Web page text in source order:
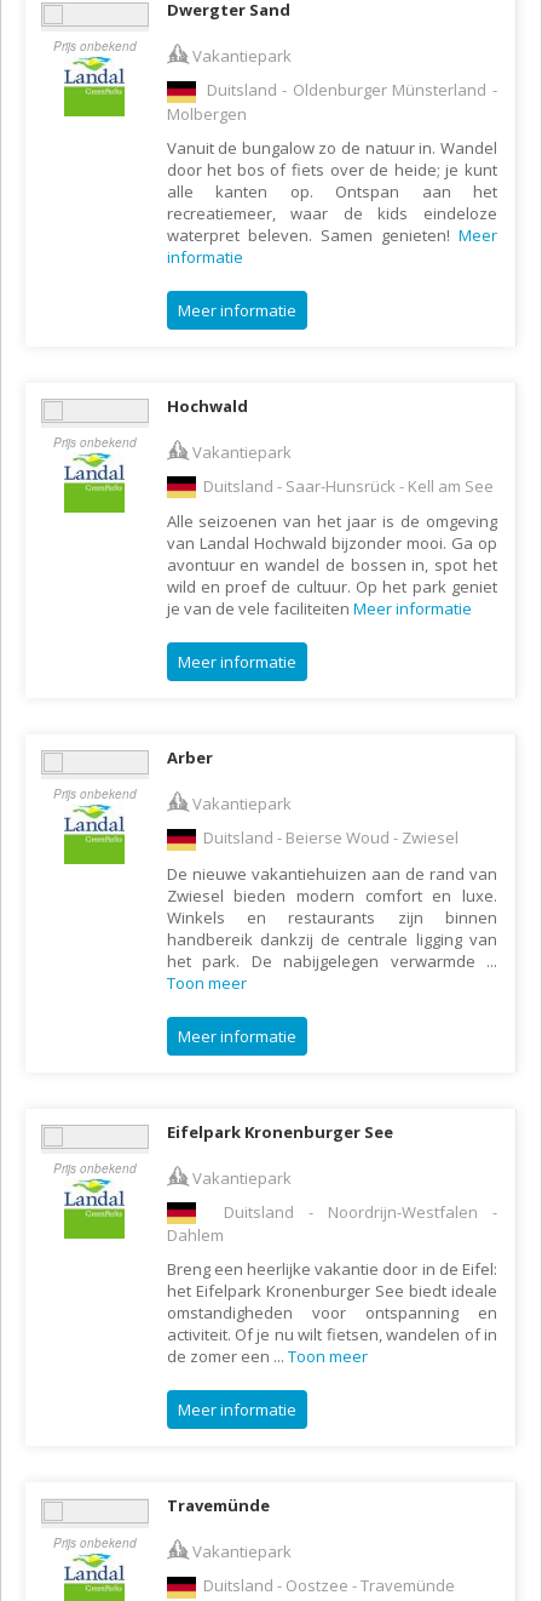
Prijs onbekend
Dwergter Sand
Vakantiepark
Duitsland - Oldenburger Münsterland -
Molbergen
Vanuit de bungalow zo de natuur in. Wandel
door het bos of fiets over de heide; je kunt
alle kanten op. Ontspan aan het
recreatiemeer, waar de kids eindeloze
waterpret beleven. Samen genieten! Meer
informatie
Meer informatie
Prijs onbekend
Hochwald
Vakantiepark
Duitsland - Saar-Hunsrück - Kell am See
Alle seizoenen van het jaar is de omgeving
van Landal Hochwald bijzonder mooi. Ga op
avontuur en wandel de bossen in, spot het
wild en proef de cultuur. Op het park geniet
je van de vele faciliteiten Meer informatie
Meer informatie
Prijs onbekend
Arber
Vakantiepark
Duitsland - Beierse Woud - Zwiesel
De nieuwe vakantiehuizen aan de rand van
Zwiesel bieden modern comfort en luxe.
Winkels en restaurants zijn binnen
handbereik dankzij de centrale ligging van
het park. De nabijgelegen verwarmde ...
Toon meer
Meer informatie
Prijs onbekend
Eifelpark Kronenburger See
Vakantiepark
Duitsland - Noordrijn-Westfalen -
Dahlem
Breng een heerlijke vakantie door in de Eifel:
het Eifelpark Kronenburger See biedt ideale
omstandigheden voor ontspanning en
activiteit. Of je nu wilt fietsen, wandelen of in
de zomer een ... Toon meer
Meer informatie
Prijs onbekend
Travemünde
Vakantiepark
Duitsland - Oostzee - Travemünde